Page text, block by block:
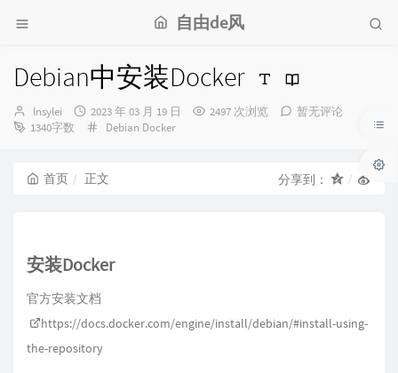
自由de风
Debian中安装Docker
博
主：
lnsylei
发
布
2023 年 03 月 19 日 2497 次浏览
暂无评论
1340字数
分
Debian Docker
首页 正文 分享到：
安装Docker
官方安装文档
https://docs.docker.com/engine/install/debian/#install-using-
the-repository